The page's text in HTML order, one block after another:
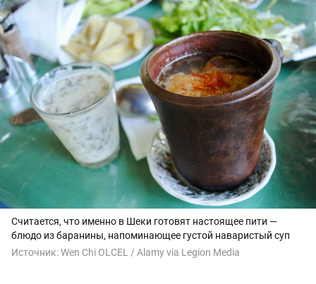
Считается, что именно в Шеки готовят настоящее пити —
блюдо из баранины, напоминающее густой наваристый суп
Источник:Wen Chi OLCEL / Alamy via Legion Media